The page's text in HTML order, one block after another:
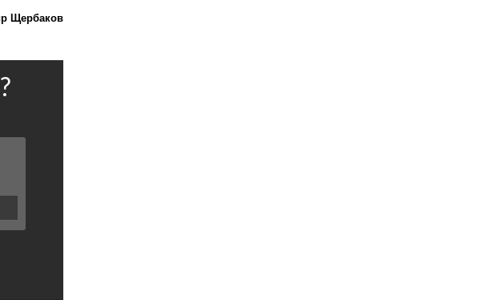
Щербаков